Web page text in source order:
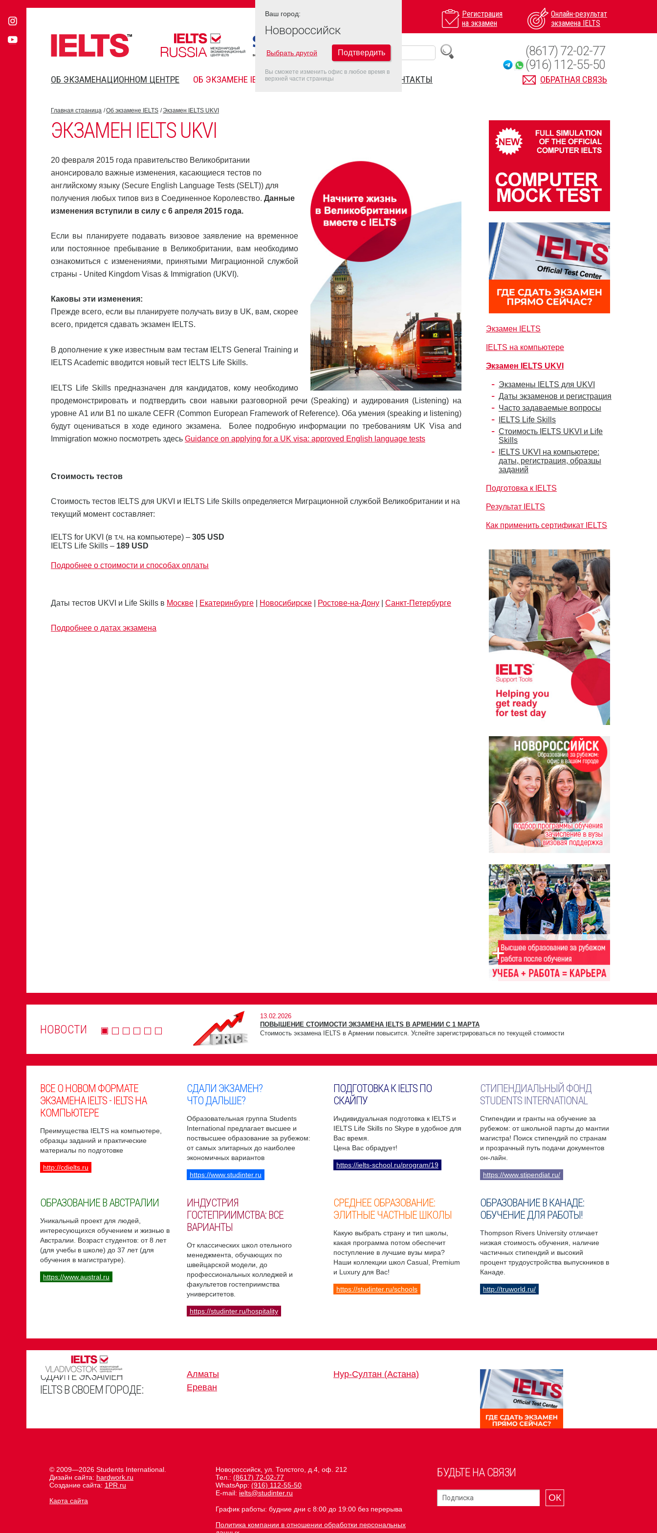
Регистрация
на экзамен
Онлайн-результат
экзамена IELTS
ОБ ЭКЗАМЕНАЦИОННОМ ЦЕНТРЕ ОБ ЭКЗАМЕНЕ IELTS FAQ ДАТЫ IELTS 2022 КОНТАКТЫ ОБРАТНАЯ СВЯЗЬ
(8617) 72-02-77
(916) 112-55-50
Главная страница Об экзамене IELTS Экзамен IELTS UKVI
ЭКЗАМЕН IELTS UKVI
20 февраля 2015 года правительство Великобритании
анонсировало важные изменения, касающиеся тестов по
английскому языку (Secure English Language Tests (SELT)) для
получения любых типов виз в Соединенное Королевство. Данные
изменения вступили в силу с 6 апреля 2015 года.
Если вы планируете подавать визовое заявление на временное
или постоянное пребывание в Великобритании, вам необходимо
ознакомиться с изменениями, принятыми Миграционной службой
страны - United Kingdom Visas & Immigration (UKVI).
Каковы эти изменения:
Прежде всего, если вы планируете получать визу в UK, вам, скорее
всего, придется сдавать экзамен IELTS.
В дополнение к уже известным вам тестам IELTS General Training и
IELTS Academic вводится новый тест IELTS Life Skills.
IELTS Life Skills предназначен для кандидатов, кому необходимо
продемонстрировать и подтвердить свои навыки разговорной речи (Speaking) и аудирования (Listening) на
уровне А1 или В1 по шкале CEFR (Common European Framework of Reference). Оба умения (speaking и listening)
будут оцениваться в ходе единого экзамена. Более подробную информации по требованиям UK Visa and
Immigration можно посмотреть здесь Guidance on applying for a UK visa: approved English language tests
Стоимость тестов
Стоимость тестов IELTS для UKVI и IELTS Life Skills определяется Миграционной службой Великобритании и на
текущий момент составляет:
IELTS for UKVI (в т.ч. на компьютере) – 305 USD
IELTS Life Skills – 189 USD
Подробнее о стоимости и способах оплаты
Даты тестов UKVI и Life Skills в Москве Екатеринбурге Новосибирске Ростове-на-Дону Санкт-Петербурге
Подробнее о датах экзамена
Экзамен IELTS
IELTS на компьютере
Экзамен IELTS UKVI
Экзамены IELTS для UKVI
Даты экзаменов и регистрация
Часто задаваемые вопросы
IELTS Life Skills
Стоимость IELTS UKVI и Life
Skills
IELTS UKVI на компьютере:
даты, регистрация, образцы
заданий
Подготовка к IELTS
Результат IELTS
Как применить сертификат IELTS
НОВОСТИ
13.02.2026
ПОВЫШЕНИЕ СТОИМОСТИ ЭКЗАМЕНА IELTS В АРМЕНИИ С 1 МАРТА
Стоимость экзамена IELTS в Армении повысится. Успейте зарегистрироваться по текущей стоимости
ВСЕ О НОВОМ ФОРМАТЕ
ЭКЗАМЕНА IELTS - IELTS НА
КОМПЬЮТЕРЕ
Преимущества IELTS на компьютере,
образцы заданий и практические
материалы по подготовке
http://cdielts.ru
СДАЛИ ЭКЗАМЕН?
ЧТО ДАЛЬШЕ?
Образовательная группа Students
International предлагает высшее и
поствысшее образование за рубежом:
от самых элитарных до наиболее
экономичных вариантов
https://www.studinter.ru
ПОДГОТОВКА К IELTS ПО
СКАЙПУ
Индивидуальная подготовка к IELTS и
IELTS Life Skills по Skype в удобное для
Вас время.
Цена Вас обрадует!
https://ielts-school.ru/program/19
СТИПЕНДИАЛЬНЫЙ ФОНД
STUDENTS INTERNATIONAL
Стипендии и гранты на обучение за
рубежом: от школьной парты до мантии
магистра! Поиск стипендий по странам
и прозрачный путь подачи документов
он-лайн.
https://www.stipendiat.ru/
ОБРАЗОВАНИЕ В АВСТРАЛИИ
Уникальный проект для людей,
интересующихся обучением и жизнью в
Австралии. Возраст студентов: от 8 лет
(для учебы в школе) до 37 лет (для
обучения в магистратуре).
https://www.austral.ru
ИНДУСТРИЯ
ГОСТЕПРИИМСТВА: ВСЕ
ВАРИАНТЫ
От классических школ отельного
менеджмента, обучающих по
швейцарской модели, до
профессиональных колледжей и
факультетов гостеприимства
университетов.
https://studinter.ru/hospitality
СРЕДНЕЕ ОБРАЗОВАНИЕ:
ЭЛИТНЫЕ ЧАСТНЫЕ ШКОЛЫ
Какую выбрать страну и тип школы,
какая программа потом обеспечит
поступление в лучшие вузы мира?
Наши коллекции школ Casual, Premium
и Luxury для Вас!
https://studinter.ru/schools
ОБРАЗОВАНИЕ В КАНАДЕ:
ОБУЧЕНИЕ ДЛЯ РАБОТЫ!
Thompson Rivers University отличает
низкая стоимость обучения, наличие
частичных стипендий и высокий
процент трудоустройства выпускников в
Канаде.
http://truworld.ru/
СДАЙТЕ ЭКЗАМЕН
IELTS В СВОЕМ ГОРОДЕ:
Алматы
Ереван
Нур-Султан (Астана)
БУДЬТЕ НА СВЯЗИ
ОК
Новороссийск, ул. Толстого, д.4, оф. 212
Тел.: (8617) 72-02-77
WhatsApp: (916) 112-55-50
E-mail: ielts@studinter.ru
График работы: будние дни с 8:00 до 19:00 без перерыва
Политика компании в отношении обработки персональных
© 2009—2026 Students International.
Дизайн сайта: hardwork.ru
Создание сайта: 1PR.ru
Карта сайта
Ваш город:
Новороссийск
Выбрать другой Подтвердить
Вы сможете изменить офис в любое время в
верхней части страницы